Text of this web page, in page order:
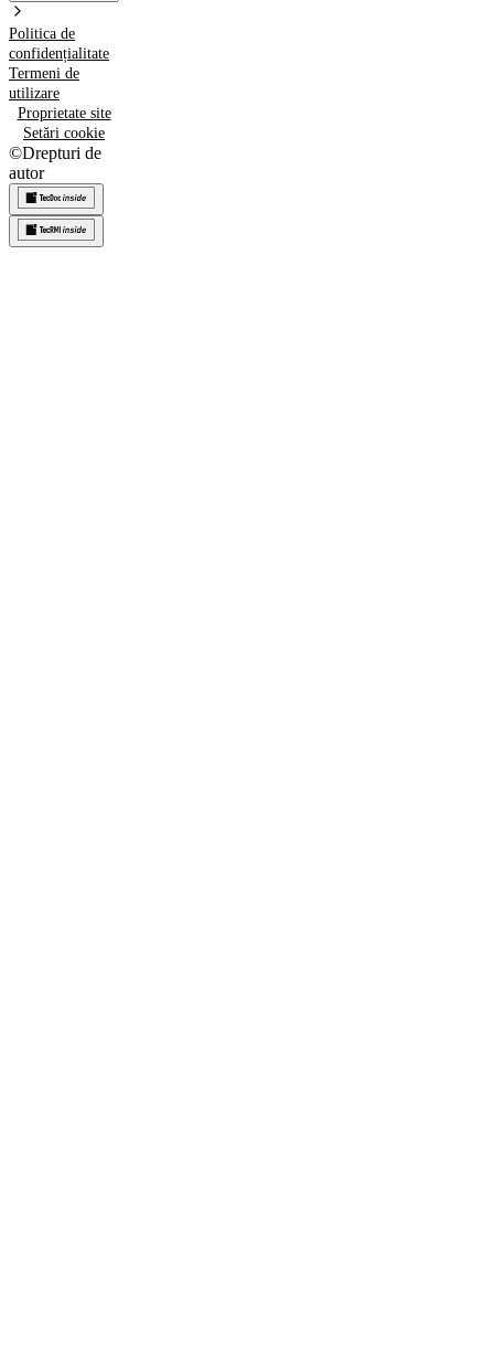
Politica de
confidențialitate
Termeni de
utilizare
Proprietate site
Setări cookie
©Drepturi de
autor